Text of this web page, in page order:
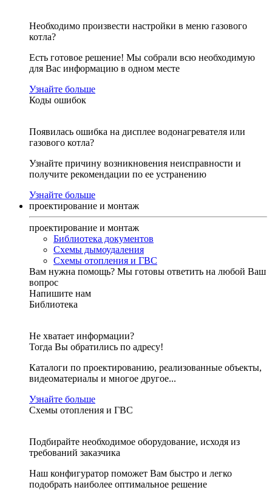
Необходимо произвести настройки в меню газового
котла?
Есть готовое решение! Мы собрали всю необходимую
для Вас информацию в одном месте
Узнайте больше
Коды ошибок
Появилась ошибка на дисплее водонагревателя или
газового котла?
Узнайте причину возникновения неисправности и
получите рекомендации по ее устранению
Узнайте больше
проектирование и монтаж
проектирование и монтаж
Библиотека документов
Схемы дымоудаления
Схемы отопления и ГВС
Вам нужна помощь? Мы готовы ответить на любой Ваш
вопрос
Напишите нам
Библиотека
Не хватает информации?
Тогда Вы обратились по адресу!
Каталоги по проектированию, реализованные объекты,
видеоматериалы и многое другое...
Узнайте больше
Схемы отопления и ГВС
Подбирайте необходимое оборудование, исходя из
требований заказчика
Наш конфигуратор поможет Вам быстро и легко
подобрать наиболее оптимальное решение